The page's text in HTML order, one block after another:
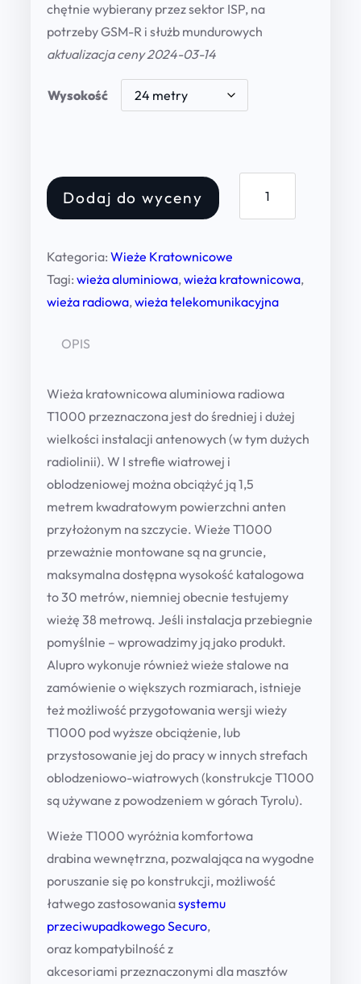
g
e
h
r
u
g
h
4
4
2
3
0
,
0
0
z
ł
chętnie wybierany przez sektor ISP, na
potrzeby GSM-R i służb mundurowych
aktualizacja ceny 2024-03-14
Wysokość
a
k
w
c
w
a
l
e
k
n
Dodaj do wyceny
Kategoria: Wieże Kratownicowe
Tagi: wieża aluminiowa, wieża kratownicowa
wieża radiowa, wieża telekomunikacyjna
OPIS
Wieża kratownicowa aluminiowa radiowa
T1000 przeznaczona jest do średniej i dużej
wielkości instalacji antenowych (w tym dużych
radiolinii). W I strefie wiatrowej i
oblodzeniowej można obciążyć ją1,5
metrem kwadratowym powierzchni anten
przyłożonym na szczycie. Wieże T1000
przeważnie montowane są na gruncie,
maksymalna dostępna wysokość katalogowa
to30 metrów, niemniej obecnie testujemy
wieżę 38 metrową. Jeśli instalacja przebiegnie
pomyślnie – wprowadzimy ją jako produkt.
Alupro wykonuje również wieże stalowe na
zamówienie o większych rozmiarach, istnieje
też możliwość przygotowania wersji wieży
T1000 pod wyższe obciążenie, lub
przystosowanie jej do pracy w innych strefach
oblodzeniowo-wiatrowych (konstrukcje T1000
są używane z powodzeniem w górach Tyrolu).
Wieże T1000 wyróżnia komfortowa
drabinawewnętrzna, pozwalająca na wygodne
poruszanie się po konstrukcji, możliwość
łatwego zastosowaniasystemu
przeciwupadkowego Securo,
oraz kompatybilność z
akcesoriami przeznaczonymi dla masztów